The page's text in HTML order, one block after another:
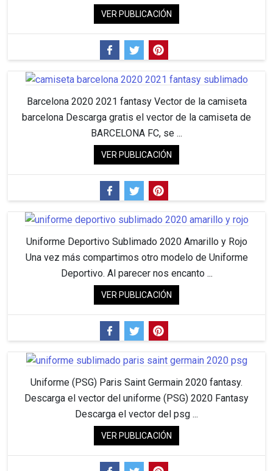
VER PUBLICACIÓN
Barcelona 2020 2021 fantasy Vector de la camiseta
barcelona Descarga gratis el vector de la camiseta de
BARCELONA FC, se ...
VER PUBLICACIÓN
Uniforme Deportivo Sublimado 2020 Amarillo y Rojo
Una vez más compartimos otro modelo de Uniforme
Deportivo. Al parecer nos encanto ...
VER PUBLICACIÓN
Uniforme (PSG) Paris Saint Germain 2020 fantasy.
Descarga el vector del uniforme (PSG) 2020 Fantasy
Descarga el vector del psg ...
VER PUBLICACIÓN